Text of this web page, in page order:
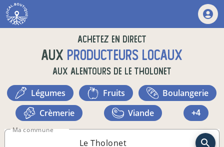
Achetez en direct
auxproducteurs locaux
aux alentours de Le Tholonet
légumes fruits
boulangerie
crèmerie
viande +4
Ma commune